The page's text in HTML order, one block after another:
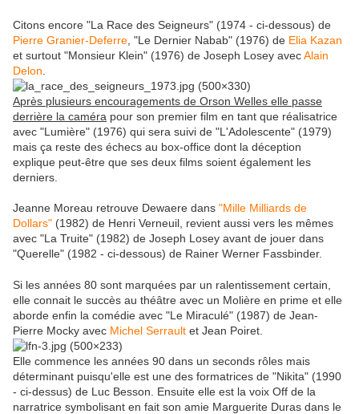
Citons encore "La Race des Seigneurs" (1974 - ci-dessous) de
Pierre Granier-Deferre , "Le Dernier Nabab" (1976) de Elia Kazan
et surtout "Monsieur Klein" (1976) de Joseph Losey avecAlain
Delon
Après plusieurs encouragements de Orson Welles elle passe
derrière la caméra pour son premier film en tant que réalisatrice
avec "Lumière" (1976) qui sera suivi de "L'Adolescente" (1979)
mais ça reste des échecs au box-office dont la déception
explique peut-être que ses deux films soient également les
derniers.
Jeanne Moreau retrouve Dewaere dans "Mille Milliards de
Dollars" (1982) de Henri Verneuil, revient aussi vers les mêmes
avec "La Truite" (1982) de Joseph Losey avant de jouer dans
"Querelle" (1982 - ci-dessous) de Rainer Werner Fassbinder.
Si les années 80 sont marquées par un ralentissement certain,
elle connait le succès au théâtre avec un Molière en prime et elle
aborde enfin la comédie avec "Le Miraculé" (1987) de Jean-
Pierre Mocky avec Michel Serrault et Jean Poiret.
Elle commence les années 90 dans un seconds rôles mais
déterminant puisqu'elle est une des formatrices de "Nikita" (1990
- ci-dessus) de Luc Besson. Ensuite elle est la voix Off de la
narratrice symbolisant en fait son amie Marguerite Duras dans le